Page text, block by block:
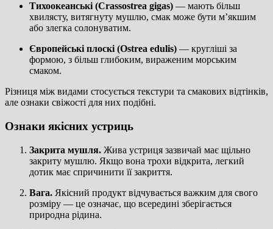
Тихоокеанські (Crassostrea gigas) — мають більш
хвилясту, витягнуту мушлю, смак може бути м’якшим
або злегка солонуватим.
Європейські плоскі (Ostrea edulis) — кругліші за
формою, з більш глибоким, вираженим морським
смаком.
Різниця між видами стосується текстури та смакових відтінків,
але ознаки свіжості для них подібні.
Ознаки якісних устриць
Закрита мушля. Жива устриця зазвичай має щільно
закриту мушлю. Якщо вона трохи відкрита, легкий
дотик має спричинити її закриття.
Вага. Якісний продукт відчувається важким для свого
розміру — це означає, що всередині зберігається
природна рідина.